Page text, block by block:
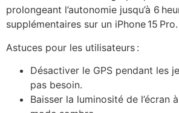
prolongeant l’autonomie jusqu’à 6
supplémentaires sur un iPhone 15 Pro.
Astuces pour les utilisateurs :
Désactiver le GPS pendant les
pas besoin.
Baisser la luminosité de l’écran